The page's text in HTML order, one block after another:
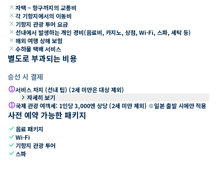
close 자택 ~ 항구까지의 교통비
close 각 기항지에서의 이동비
close 기항지 관광 투어 요금
close 선내에서 발생하는 개인 경비(음료비, 카지노, 상점, Wi-Fi, 스파, 세탁 등)
close 해외 여행 상해 보험
close 수하물 택배 서비스
별도로 부과되는 비용
승선 시 결제
paid서비스 차지 (선내 팁) (2세 미만은 대상 제외)
keyboard_arrow_right 자세히 보기
paid국제 관광 여객세: 1인당 3,000엔 상당 (2세 미만 제외) ※일본 출발 시에만 적용
사전 예약 가능한 패키지
check 음료 패키지
checkWi-Fi
check 기항지 관광 투어
check 스파